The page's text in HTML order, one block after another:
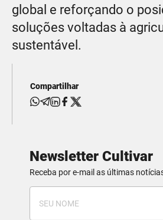
global e reforçando o
soluções voltadas à
sustentável.
Compartilhar
Newsletter Cultivar
Receba por e-mail as últimas